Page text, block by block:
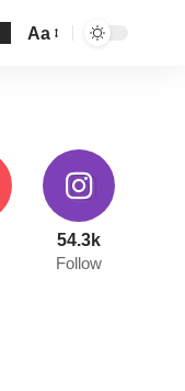
Aa
54.3k
Follow